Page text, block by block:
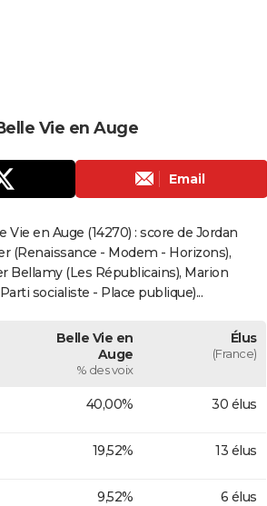
Vie en Auge
Email
en Auge (14270) : score de Jordan
(Renaissance - Modem - Horizons),
Bellamy (Les Républicains), Marion
socialiste - Place publique)...
Belle Vie en
Auge
% des voix
Élus
(France)
40,00% 30 élus
19,52% 13 élus
9,52% 6 élus